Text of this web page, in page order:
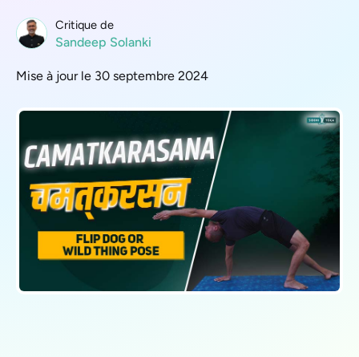
Critique de
Sandeep Solanki
Mise à jour le 30 septembre 2024